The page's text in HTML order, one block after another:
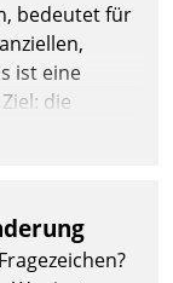
bedeutet für
ist eine
die
Damit